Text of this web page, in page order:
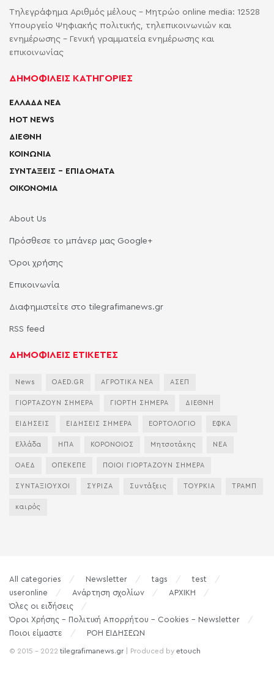
Τηλεγράφημα Αριθμός μέλους - Μητρώο online media: 12528
Υπουργείο Ψηφιακής πολιτικής, τηλεπικοινωνιών και
ενημέρωσης - Γενική γραμματεία ενημέρωσης και
επικοινωνίας
ΔΗΜΟΦΙΛΕΙΣ ΚΑΤΗΓΟΡΙΕΣ
ΕΛΛΑΔΑ ΝΕΑ
HOT NEWS
ΔΙΕΘΝΗ
ΚΟΙΝΩΝΙΑ
ΣΥΝΤΑΞΕΙΣ – ΕΠΙΔΟΜΑΤΑ
ΟΙΚΟΝΟΜΙΑ
About Us
Πρόσθεσε το μπάνερ μας Google+
Όροι χρήσης
Επικοινωνία
Διαφημιστείτε στο tilegrafimanews.gr
RSS feed
ΔΗΜΟΦΙΛΕΙΣ ΕΤΙΚΕΤΕΣ
News OAED.GR ΑΓΡΟΤΙΚΑ ΝΕΑ ΑΣΕΠ
ΓΙΟΡΤΑΖΟΥΝ ΣΗΜΕΡΑ ΓΙΟΡΤΗ ΣΗΜΕΡΑ ΔΙΕΘΝΗ
ΕΙΔΗΣΕΙΣ ΕΙΔΗΣΕΙΣ ΣΗΜΕΡΑ ΕΟΡΤΟΛΟΓΙΟ ΕΦΚΑ
Ελλάδα ΗΠΑ ΚΟΡΟΝΟΙΟΣ Μητσοτάκης ΝΕΑ
ΟΑΕΔ ΟΠΕΚΕΠΕ ΠΟΙΟΙ ΓΙΟΡΤΑΖΟΥΝ ΣΗΜΕΡΑ
ΣΥΝΤΑΞΙΟΥΧΟΙ ΣΥΡΙΖΑ Συντάξεις ΤΟΥΡΚΙΑ ΤΡΑΜΠ
καιρός
All categories Newsletter tags
test
useronline
Ανάρτηση σχολίων
ΑΡΧΙΚΗ
Όλες οι ειδήσεις
Όροι Χρήσης – Πολιτική Απορρήτου – Cookies – Newsletter
Ποιοι είμαστε
ΡΟΗ ΕΙΔΗΣΕΩΝ
© 2015 - 2022 tilegrafimanews.gr| Produced by etouch